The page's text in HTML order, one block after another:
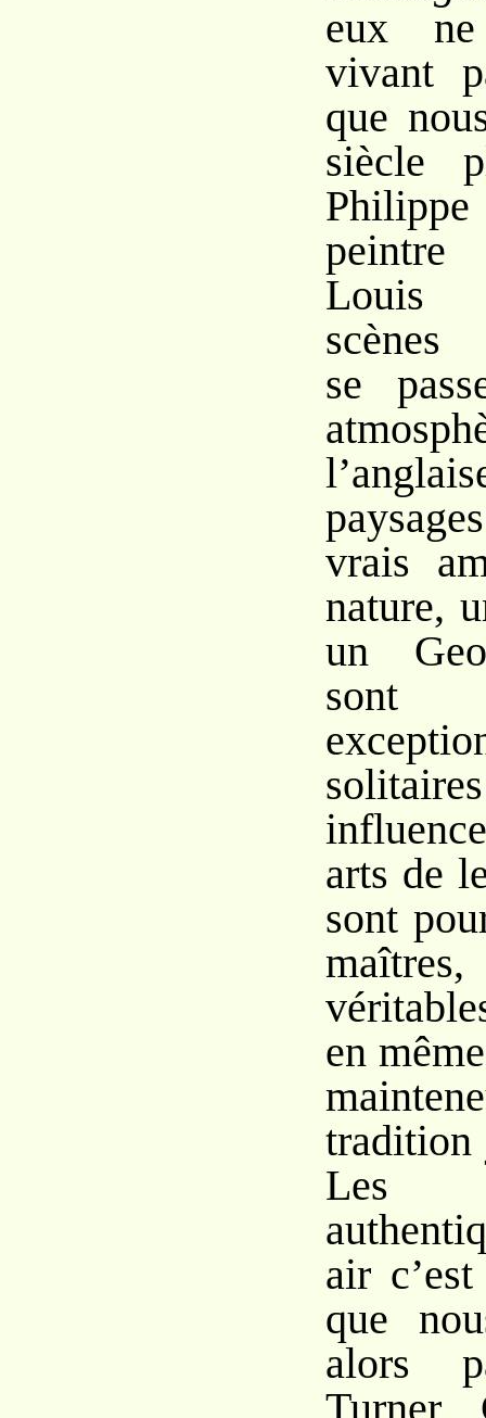
eux
vivant
que
siècle
Louis
scènes
se
vrais
nature,
un
sont
arts de
sont
en
tradition
Les
air
que
alors
Turner,